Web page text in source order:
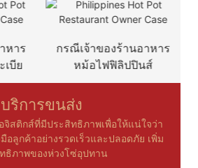
หาร
ส์
กรณีเจ้าของร้านอาหารเม็ก
ซิกันฮอทพอท
บริการขนส่ง
จิสติกส์ที่มีประสิทธิภาพเพื่อให้แน่ใจว่า
อลูกค้าอย่างรวดเร็วและปลอดภัย เพิ่ม
ธิภาพของห่วงโซ่อุปทาน